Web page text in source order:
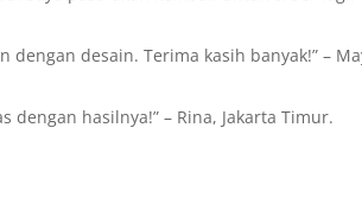
dengan desain. Terima kasih banyak!” –
dengan hasilnya!” – Rina, Jakarta Timur.